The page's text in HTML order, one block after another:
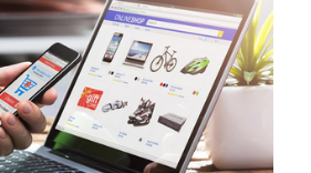
Komorniki
Meble
Warszawa
ds. Sprzedaży B2B (K/M/N)